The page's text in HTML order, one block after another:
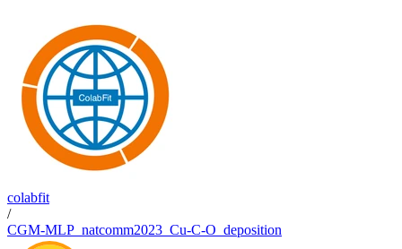
colabfit
/
CGM-MLP_natcomm2023_Cu-C-O_deposition